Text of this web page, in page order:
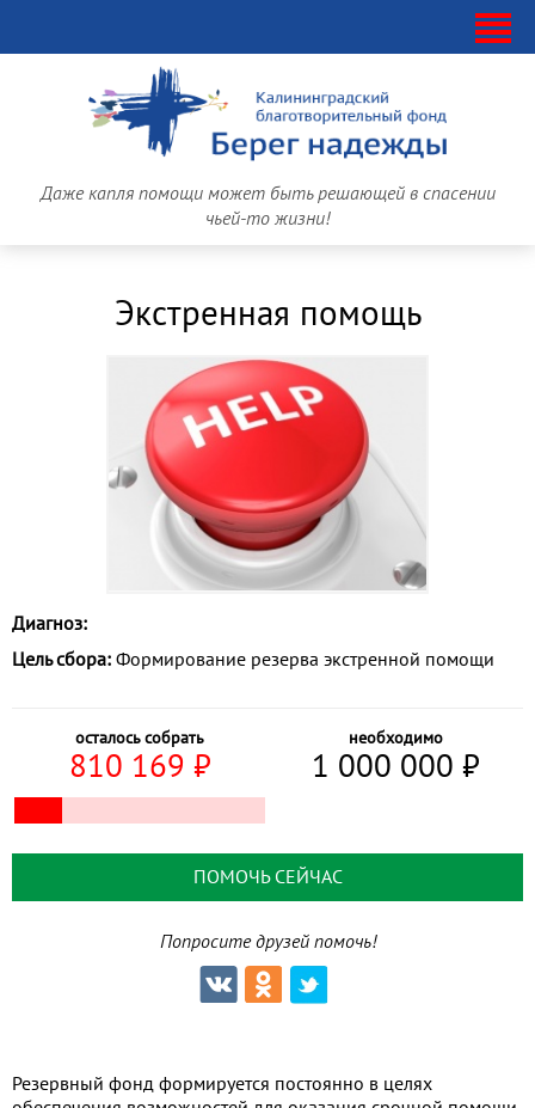
Даже капля помощи может быть решающей в спасении
чьей-то жизни!
Экстренная помощь
Диагноз:
Цель сбора: Формирование резерва экстренной помощи
осталось собрать
810 169 ⃏
необходимо
1 000 000 ⃏
ПОМОЧЬ СЕЙЧАС
Попросите друзей помочь!
Резервный фонд формируется постоянно в целях